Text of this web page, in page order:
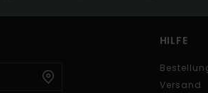
HILFE
Versand